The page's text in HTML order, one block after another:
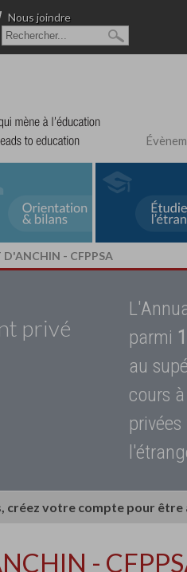
Nous joindre
D'ANCHIN - CFPPSA
privé
parmi
au
cours
créez votre compte pour
-